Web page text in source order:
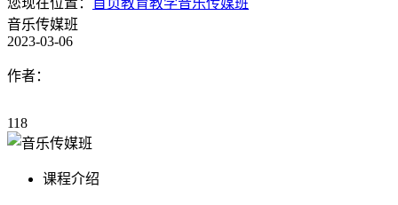
音乐传媒班
2023-03-06
作者：
118
课程介绍